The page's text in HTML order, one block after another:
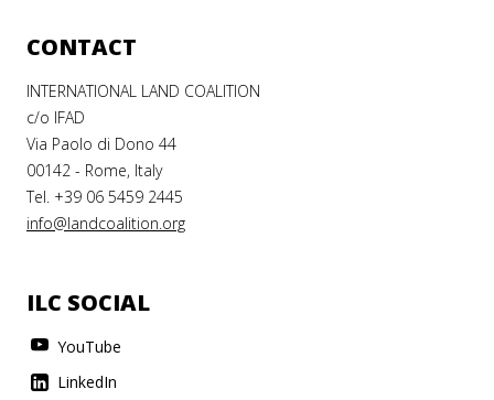
CONTACT
INTERNATIONAL LAND COALITION
c/o IFAD
Via Paolo di Dono 44
00142 - Rome, Italy
Tel. +39 06 5459 2445
info@landcoalition.org
ILC SOCIAL
YouTube
LinkedIn